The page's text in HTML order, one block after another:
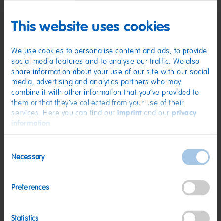
This website uses cookies
We use cookies to personalise content and ads, to provide
social media features and to analyse our traffic. We also
share information about your use of our site with our social
media, advertising and analytics partners who may
combine it with other information that you’ve provided to
them or that they’ve collected from your use of their
services. Here you can find our imprintand our privacy
information
Selection
Necessary
Preferences
Statistics
(D) Fruchtgummi, teilweise mit Cola-Geschmack | Zutaten: Glukosesirup;
Orange, Holunderbeere, Schwarze Johannisbeere, Zitrone, Aronia,
Traube; Überzugsmittel: Bienenwachs weiß und gelb;
Holunderbeerextrakt; Farbstoff: Indigotin. Kann Spuren von MILCH,
WEIZEN enthalten.
Nährwerte
Nährwerte pro 100 g
Energie:
davon gesättigte Fettsäuren:
davon Zucker: